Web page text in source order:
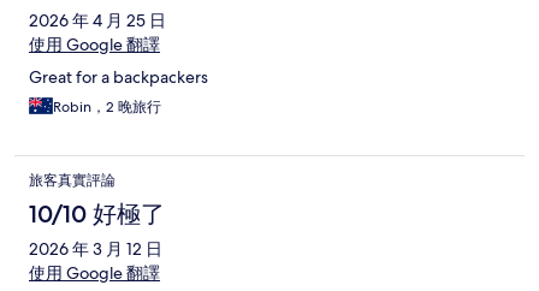
2026 年 4 月 25 日
使用 Google 翻譯
Great for a backpackers
Robin，2 晚旅行
旅客真實評論
10/10 好極了
2026 年 3 月 12 日
使用 Google 翻譯